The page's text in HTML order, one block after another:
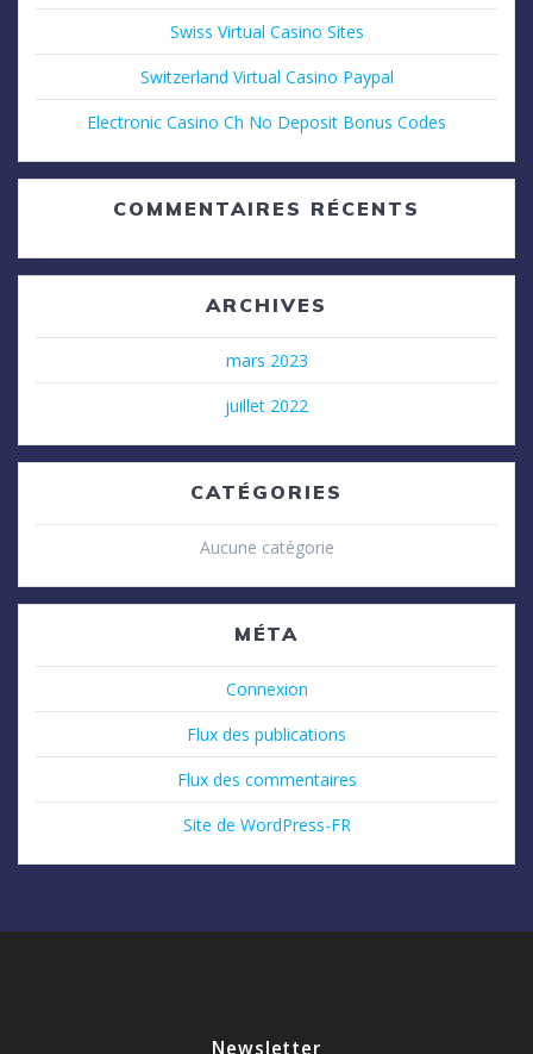
Swiss Virtual Casino Sites
Switzerland Virtual Casino Paypal
Electronic Casino Ch No Deposit Bonus Codes
COMMENTAIRES RÉCENTS
ARCHIVES
mars 2023
juillet 2022
CATÉGORIES
Aucune catégorie
MÉTA
Connexion
Flux des publications
Flux des commentaires
Site de WordPress-FR
Newsletter